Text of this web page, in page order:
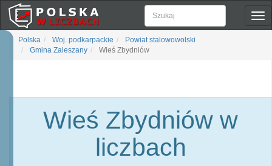
Polska Woj. podkarpackie
Powiat stalowowolski
Gmina Zaleszany
Wieś Zbydniów
Wieś Zbydniów w
liczbach